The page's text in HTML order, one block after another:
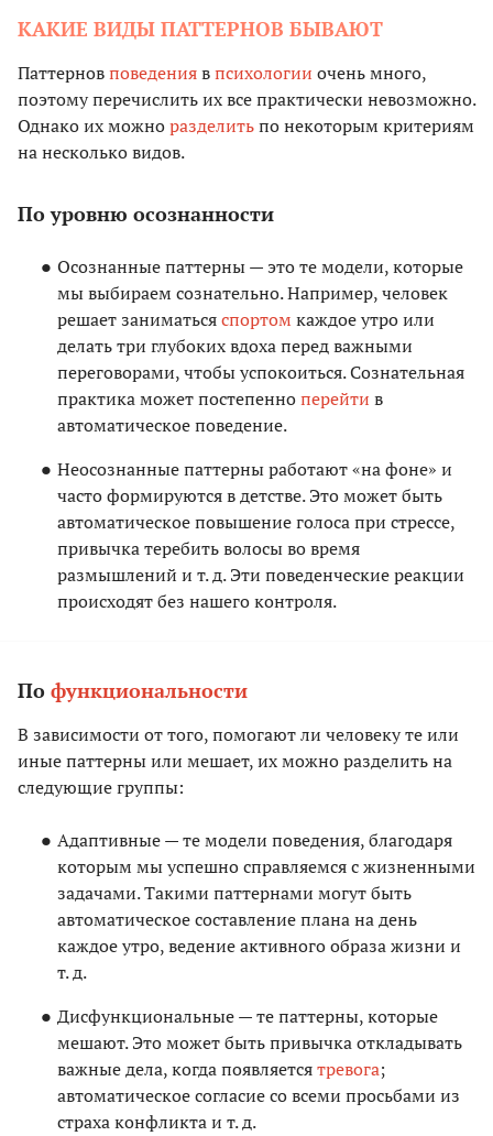
КАКИЕ ВИДЫ ПАТТЕРНОВ БЫВАЮТ
Паттерновповедениявпсихологии очень много,
поэтому перечислить их все практически невозможно.
Однако их можноразделитьпо некоторым критериям
на несколько видов.
По уровню осознанности
Осознанные паттерны — это те модели, которые
мы выбираем сознательно. Например, человек
решает заниматьсяспортом каждое утро или
делать три глубоких вдоха перед важными
переговорами, чтобы успокоиться. Сознательная
практика может постепенноперейти в
автоматическое поведение.
Неосознанные паттерны работают «на фоне» и
часто формируются в детстве. Это может быть
автоматическое повышение голоса при стрессе,
привычка теребить волосы во время
размышлений и т. д. Эти поведенческие реакции
происходят без нашего контроля.
По функциональности
В зависимости от того, помогают ли человеку те или
иные паттерны или мешает, их можно разделить на
следующие группы:
Адаптивные — те модели поведения, благодаря
которым мы успешно справляемся с жизненными
задачами. Такими паттернами могут быть
автоматическое составление плана на день
каждое утро, ведение активного образа жизни и
т. д.
Дисфункциональные — те паттерны, которые
мешают. Это может быть привычка откладывать
важные дела, когда появляетсятревога;
автоматическое согласие со всеми просьбами из
страха конфликта и т. д.